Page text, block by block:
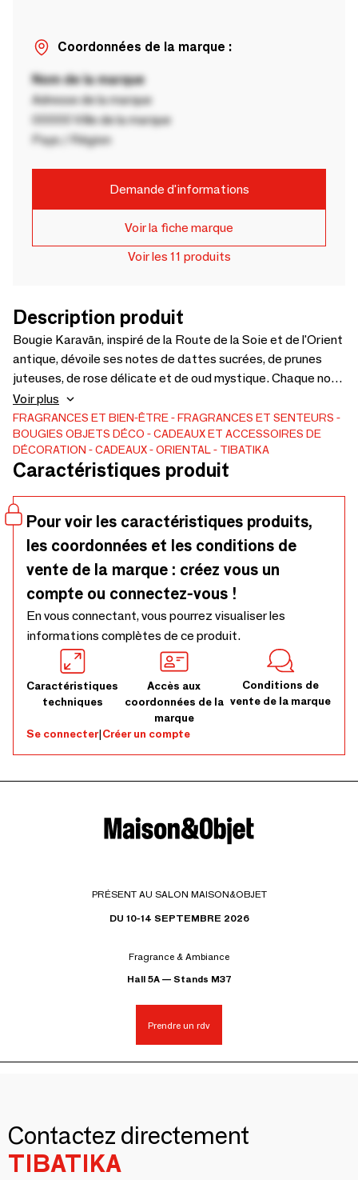
Coordonnées de la marque :
Nom de la marque
Adresse de la marque
00000 Ville de la marque
Pays / Région
Demande d'informations
Voir la fiche marque
Voir les 11 produits
Description produit
Bougie Karavān, inspiré de la Route de la Soie et de l'Orient
antique, dévoile ses notes de dattes sucrées, de prunes
juteuses, de rose délicate et de oud mystique. Chaque note
raconte une histoire fascinante de commerce, de voyage et
de découverte, rappelant le raffinement et les trésors
parfumés de l'Orient. Bougie parfumée 180g. 45-50h de
brûlage. Fabriqué en France.
Voir plus
FRAGRANCES ET BIEN-ÊTRE
FRAGRANCES ET SENTEURS
BOUGIES OBJETS DÉCO
CADEAUX ET ACCESSOIRES DE
DÉCORATION
CADEAUX ORIENTAL TIBATIKA
Caractéristiques produit
Pour voir les caractéristiques produits,
les coordonnées et les conditions de
vente de la marque : créez vous un
compte ou connectez-vous !
En vous connectant, vous pourrez visualiser les
informations complètes de ce produit.
Caractéristiques
techniques
Accès aux
coordonnées de la
marque
Conditions de
vente de la marque
Se connecter|Créer un compte
PRÉSENT AU SALON MAISON&OBJET
DU 10-14 SEPTEMBRE 2026
Fragrance & Ambiance
Hall 5A — Stands M37
Prendre un rdv
Contactez directement
TIBATIKA